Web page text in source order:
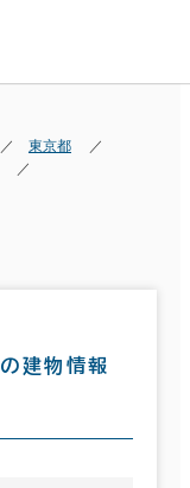
東京都
の建物情報